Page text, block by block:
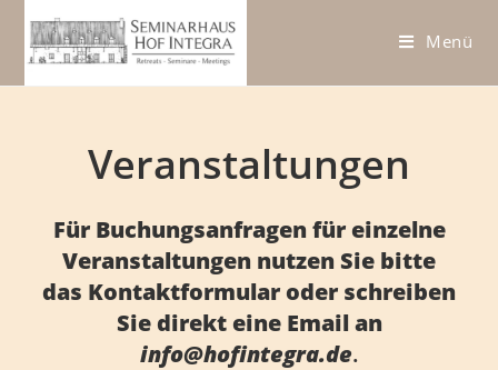
Inhalt
springen
Menü
Veranstaltungen
Für Buchungsanfragen für einzelne
Veranstaltungen nutzen Sie bitte
das Kontaktformularoder schreiben
Sie direkt eine Email an
info@hofintegra.de.